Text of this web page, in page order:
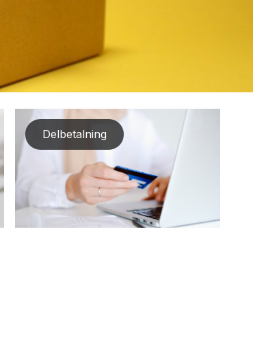
Delbetalning